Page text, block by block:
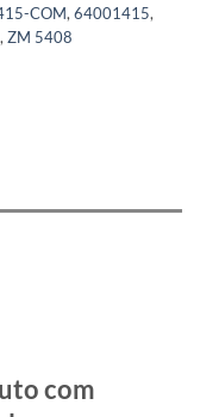
COM, 64001415,
, ZM 5408
com